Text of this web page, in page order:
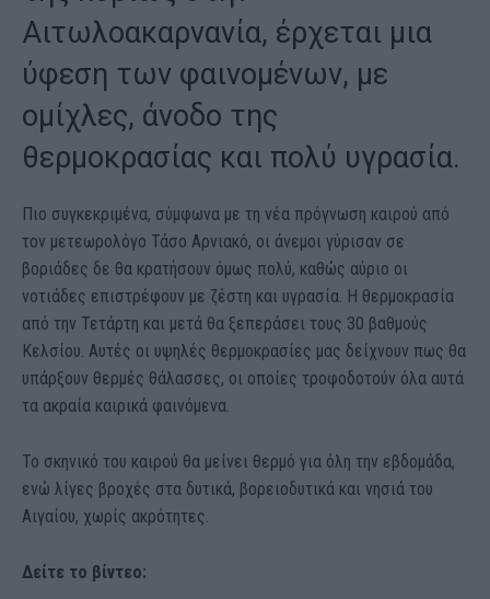
Αιτωλοακαρνανία, έρχεται μια
ύφεση των φαινομένων, με
ομίχλες, άνοδο της
θερμοκρασίας και πολύ υγρασία.
Πιο συγκεκριμένα, σύμφωνα με τη νέα πρόγνωση καιρού από
τον μετεωρολόγο Τάσο Αρνιακό, οι άνεμοι γύρισαν σε
βοριάδες δε θα κρατήσουν όμως πολύ, καθώς αύριο οι
νοτιάδες επιστρέφουν με ζέστη και υγρασία. Η θερμοκρασία
από την Τετάρτη και μετά θα ξεπεράσει τους 30 βαθμούς
Κελσίου. Αυτές οι υψηλές θερμοκρασίες μας δείχνουν πως θα
υπάρξουν θερμές θάλασσες, οι οποίες τροφοδοτούν όλα αυτά
τα ακραία καιρικά φαινόμενα.
Το σκηνικό του καιρού θα μείνει θερμό για όλη την εβδομάδα,
ενώ λίγες βροχές στα δυτικά, βορειοδυτικά και νησιά του
Αιγαίου, χωρίς ακρότητες.
Δείτε το βίντεο: